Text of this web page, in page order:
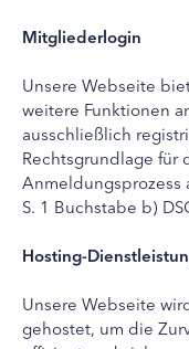
Mitgliederlogin
Unsere Webseite
weitere Funktionen
ausschließlich
Rechtsgrundlage für
Anmeldungsprozess
S. 1 Buchstabe b)
Hosting-
Unsere Webseite
gehostet, um die